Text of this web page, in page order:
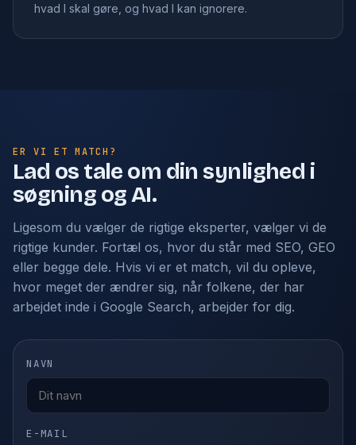
hvad I skal gøre, og hvad I kan ignorere.
ER VI ET MATCH?
Lad os tale om din synlighed i
søgning og AI.
Ligesom du vælger de rigtige eksperter, vælger vi de
rigtige kunder. Fortæl os, hvor du står med SEO, GEO
eller begge dele. Hvis vi er et match, vil du opleve,
hvor meget der ændrer sig, når folkene, der har
arbejdet inde i Google Search, arbejder for dig.
NAVN
E-MAIL